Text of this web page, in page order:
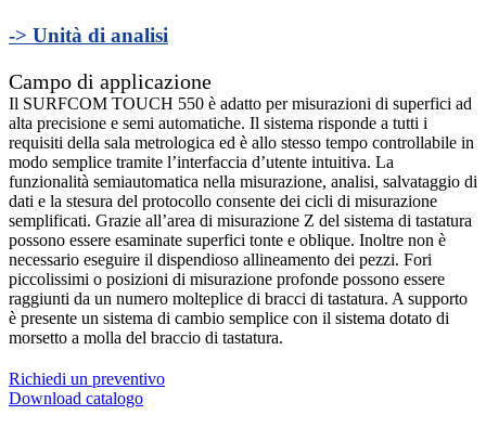
-> Unità di analisi
Campo di applicazione
Il SURFCOM TOUCH 550 è adatto per misurazioni di superfici ad
alta precisione e semi automatiche. Il sistema risponde a tutti i
requisiti della sala metrologica ed è allo stesso tempo controllabile in
modo semplice tramite l’interfaccia d’utente intuitiva. La
funzionalità semiautomatica nella misurazione, analisi, salvataggio di
dati e la stesura del protocollo consente dei cicli di misurazione
semplificati. Grazie all’area di misurazione Z del sistema di tastatura
possono essere esaminate superfici tonte e oblique. Inoltre non è
necessario eseguire il dispendioso allineamento dei pezzi. Fori
piccolissimi o posizioni di misurazione profonde possono essere
raggiunti da un numero molteplice di bracci di tastatura. A supporto
è presente un sistema di cambio semplice con il sistema dotato di
morsetto a molla del braccio di tastatura.
Richiedi un preventivo
Download catalogo